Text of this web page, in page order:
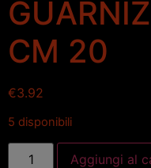
CM 20
€3.92
5 disponibili
Aggiungi al